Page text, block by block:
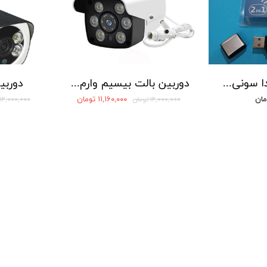
۱۲,۰۰۰,۰۰۰ تومان
دوربین بالت بیسیم وارم لایت دار
۱۲,۰۰۰,۰۰۰ تومان ۱۱,۱۶۰,۰۰۰ تومان
دستگاه ضبط صدا سونی مدل SONY 5560 - حافظه 16 گیگابایت